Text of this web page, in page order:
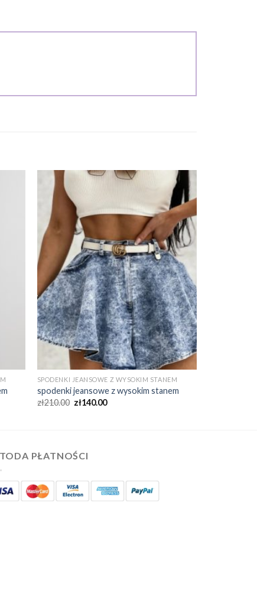
SPODENKI JEANSOWE Z WYSOKIM STANEM
spodenki jeansowe z wysokim stanem
zł210.00 zł140.00
PŁATNOŚCI